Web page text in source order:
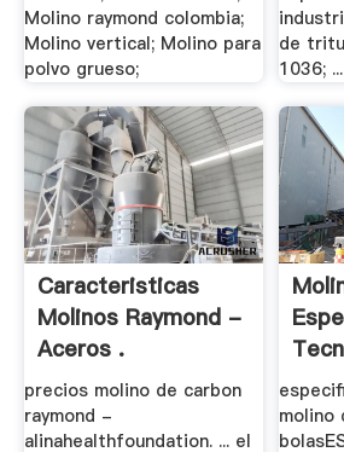
Molino raymond colombia;
Molino vertical; Molino para
polvo grueso;
de
1036; ...
Caracteristicas
Molinos Raymond -
Aceros .
precios molino de carbon
raymond -
alinahealthfoundation. ... el
molino